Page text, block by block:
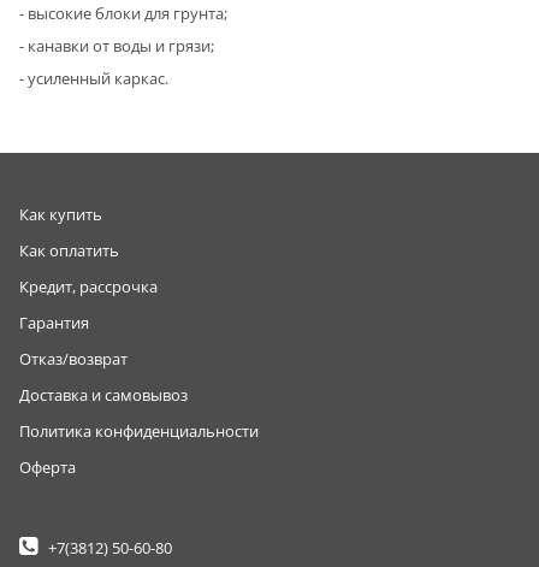
- высокие блоки для грунта;
- канавки от воды и грязи;
- усиленный каркас.
Как купить
Как оплатить
Кредит, рассрочка
Гарантия
Отказ/возврат
Доставка и самовывоз
Политика конфиденциальности
Оферта
+7(3812) 50-60-80